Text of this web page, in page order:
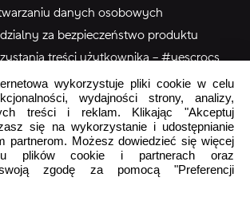
danych osobowych
za bezpieczeństwo produktu
treści użytkownika – #yescrocs
wykorzystuje pliki cookie w celu
wydajności strony, analizy,
treści i reklam. Klikając "Akceptuj
się na wykorzystanie i udostępnianie
partnerom. Możesz dowiedzieć się więcej
plików cookie i partnerach oraz
zgodę za pomocą "Preferencji